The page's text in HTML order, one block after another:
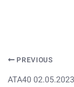
PREVIOUS
ATA40 02.05.2023